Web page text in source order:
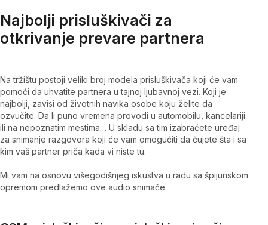
Najbolji prisluškivači za
otkrivanje prevare partnera
Na tržištu postoji veliki broj modela prisluškivača koji će vam
pomoći da uhvatite partnera u tajnoj ljubavnoj vezi. Koji je
najbolji, zavisi od životnih navika osobe koju želite da
ozvučite. Da li puno vremena provodi u automobilu, kancelariji
ili na nepoznatim mestima… U skladu sa tim izabraćete uređaj
za snimanje razgovora koji će vam omogućiti da čujete šta i sa
kim vaš partner priča kada vi niste tu.
Mi vam na osnovu višegodišnjeg iskustva u radu sa špijunskom
opremom predlažemo ove audio snimače.